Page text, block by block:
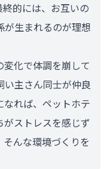
的には、お互いの
が生まれるのが理想
化で体調を崩して
い主さん同士が仲良
なれば、ペットホテ
ストレスを感じず
んな環境づくりを